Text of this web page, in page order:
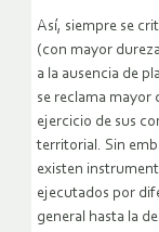
Así, siempre se
(con mayor
a la ausencia de
se reclama mayor
ejercicio de sus
territorial. Sin
existen
ejecutados por
general hasta la